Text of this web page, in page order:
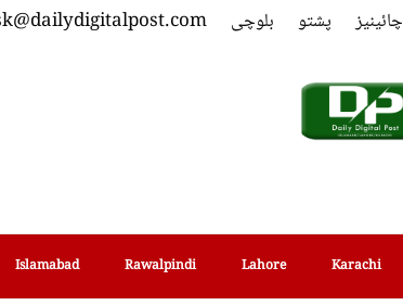
Islamabad Rawalpindi Lahore Karachi
بلوچی پشتو چائینیز